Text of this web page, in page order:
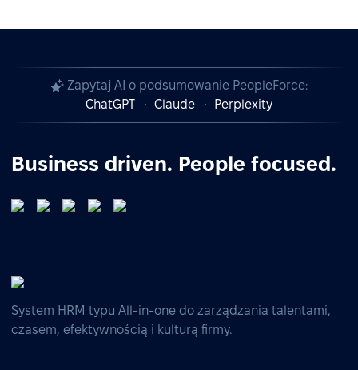
Zapytaj AI o podsumowanie PeopleForce:
ChatGPT
Claude Perplexity
Business driven. People focused.
System HRM typu All-in-one do zarządzania talentami,
czasem, efektywnością i kulturą firmy.